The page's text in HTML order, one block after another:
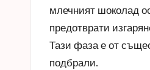
млечният шоколад
предотврати
Тази фаза е от
подбрали.